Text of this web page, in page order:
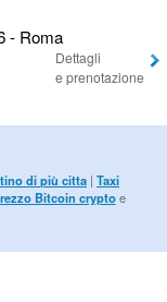
- Roma
Dettagli
e prenotazione
di più citta | Taxi
Bitcoin cryptoe